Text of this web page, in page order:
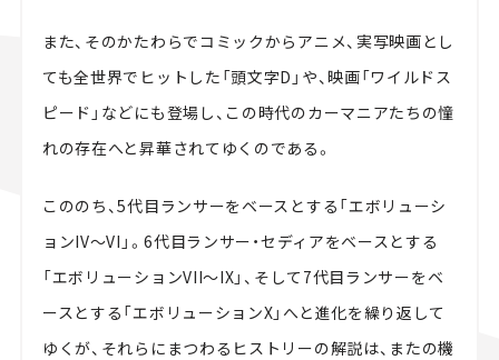
また、そのかたわらでコミックからアニメ、実写映画とし
ても全世界でヒットした「頭文字D」や、映画「ワイルドス
ピード」などにも登場し、この時代のカーマニアたちの憧
れの存在へと昇華されてゆくのである。
こののち、5代目ランサーをベースとする「エボリューシ
ョンIV～VI」。6代目ランサー・セディアをベースとする
「エボリューションVII～IX」、そして7代目ランサーをベ
ースとする「エボリューションX」へと進化を繰り返して
ゆくが、それらにまつわるヒストリーの解説は、またの機